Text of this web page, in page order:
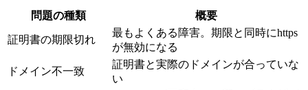
問題の種類 概要
証明書の期限切れ
最もよくある障害。期限と同時にhttps
が無効になる
ドメイン不一致
証明書と実際のドメインが合っていな
い